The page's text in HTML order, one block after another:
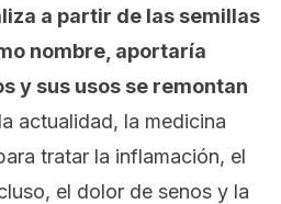
a partir de las semillas
nombre, aportaría
y sus usos se remontan
actualidad, la medicina
tratar la inflamación, el
el dolor de senos y la